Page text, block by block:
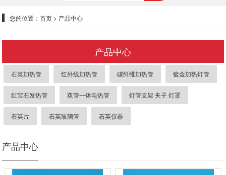
您的位置：首页 > 产品中心
产品中心
石英加热管 红外线加热管 碳纤维加热管 镀金加热灯管
红宝石发热管 双管一体电热管 灯管支架 夹子 灯罩
石英片 石英玻璃管 石英仪器
产品中心